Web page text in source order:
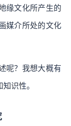
缘文化所产生的
媒介所处的文化
呢？我想大概有
识性。